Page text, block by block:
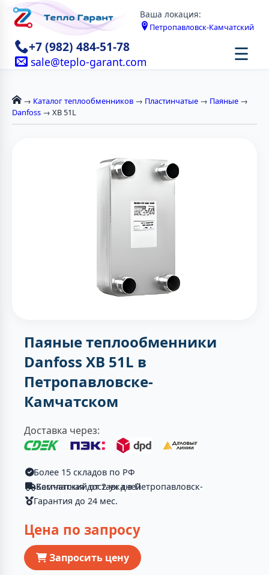
Ваша локация:
Петропавловск-Камчатский
+7 (982) 484-51-78
sale@teplo-garant.com ☰
→ Каталог теплообменников → Пластинчатые → Паяные →
Danfoss → XB 51L
Паяные теплообменники
Danfoss XB 51L в
Петропавловске-
Камчатском
Доставка через:
Более 15 складов по РФ
Бесплатная доставка в Петропавловск-Камчатский от 2-ух дней
Гарантия до 24 мес.
Цена по запросу
Запросить цену